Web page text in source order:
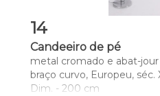
14
Candeeiro de pé
metal cromado e abat-
braço curvo, Europeu,
Dim. - 200 cm